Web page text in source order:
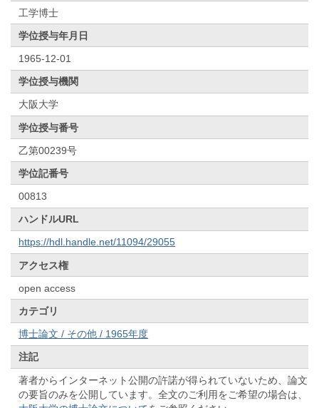
工学博士
学位授与年月日
1965-12-01
学位授与機関
大阪大学
学位授与番号
乙第00239号
学位記番号
00813
ハンドルURL
https://hdl.handle.net/11094/29055
アクセス権
open access
カテゴリ
博士論文 / その他 / 1965年度
注記
著者からインターネット公開の許諾が得られていないため、論文
の要旨のみを公開しています。全文のご利用をご希望の場合は、